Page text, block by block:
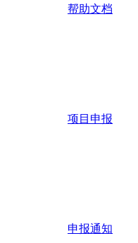
帮助文档
项目申报
申报通知